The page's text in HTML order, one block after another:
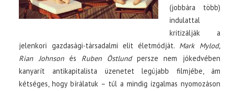
(jobbára több)
indulattal
kritizálják a
jelenkori gazdasági-társadalmi elit életmódját. Mark Mylod,
Rian Johnsonés Ruben Östlundpersze nem jókedvében
kanyarít antikapitalista üzenetet legújabb filmjébe, ám
kétséges, hogy bírálatuk – túl a mindig izgalmas nyomozáson